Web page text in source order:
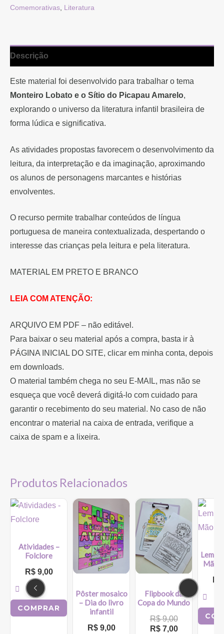
Comemorativas Literatura
Descrição
Este material foi desenvolvido para trabalhar o tema
Monteiro Lobato e o Sítio do Picapau Amarelo,
explorando o universo da literatura infantil brasileira de
forma lúdica e significativa.
As atividades propostas favorecem o desenvolvimento da
leitura, da interpretação e da imaginação, aproximando
os alunos de personagens marcantes e histórias
envolventes.
O recurso permite trabalhar conteúdos de língua
portuguesa de maneira contextualizada, despertando o
interesse das crianças pela leitura e pela literatura.
MATERIAL EM PRETO E BRANCO
LEIA COM ATENÇÃO:
ARQUIVO EM PDF – não editável.
Para baixar o seu material após a compra, basta ir à
PÁGINA INICIAL DO SITE, clicar em minha conta, depois
em downloads.
O material também chega no seu E-MAIL, mas não se
esqueça que você deverá digitá-lo com cuidado para
garantir o recebimento do seu material. No caso de não
encontrar o material na caixa de entrada, verifique a
caixa de spam e a lixeira.
Produtos Relacionados
Atividades –
Folclore
R$9,00
COMPRAR
Pôster mosaico
– Dia do livro
infantil
R$9,00
Flipbook da
Copa do Mundo
R$9,00
preço
original
era:
R$ 9,00.
R$7,00
preço
atual
é:
R$ 7,00.
Mão